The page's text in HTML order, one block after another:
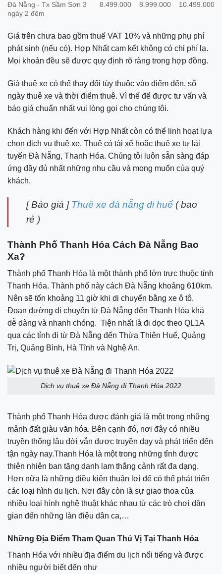
Đà Nẵng - Tx Sầm Sơn 3
ngày 2 đêm
8.499.000 8.999.000 10.499.000
Giá trên chưa bao gồm thuế VAT 10% và những phụ phí
phát sinh (nếu có). Hợp Nhất cam kết không có chi phí lạ.
Mọi khoản đều sẽ được quy định rõ ràng trong hợp đồng.
Giá thuê xe có thể thay đổi tùy thuộc vào điểm đến, số
ngày thuê xe và thời điểm thuê. Vì thế để được tư vấn và
báo giá chuẩn nhất vui lòng gọi cho chúng tôi.
Khách hàng khi đến với Hợp Nhất còn có thể linh hoạt lựa
chọn dịch vụ thuê xe. Thuê có tài xế hoặc thuê xe tự lái
tuyến Đà Nẵng, Thanh Hóa. Chúng tôi luôn sẵn sàng đáp
ứng đầy đủ nhất những nhu cầu và mong muốn của quý
khách.
[ Báo giá ] Thuê xe đà nẵng đi huế( bao
rẻ )
Thành Phố Thanh Hóa Cách Đà Nẵng Bao
Xa?
Thành phố Thanh Hóa là một thành phố lớn trực thuộc tỉnh
Thanh Hóa. Thành phố này cách Đà Nẵng khoảng 610km.
Nên sẽ tốn khoảng 11 giờ khi di chuyển bằng xe ô tô.
Đoạn đường di chuyển từ Đà Nẵng đến Thanh Hóa khá
dễ dàng và nhanh chóng. Tiện nhất là đi dọc theo QL1A
qua các tỉnh đi từ Đà Nẵng đến Thừa Thiên Huế, Quảng
Trị, Quảng Bình, Hà Tĩnh và Nghệ An.
Dịch vụ thuê xe Đà Nẵng đi Thanh Hóa 2022
Thành phố Thanh Hóa được đánh giá là một trong những
mảnh đất giàu văn hóa. Bên cạnh đó, nơi đây có nhiều
truyền thống lâu đời vẫn được truyền dạy và phát triển đến
tận ngày nay.Thanh Hóa là một trong những tỉnh được
thiên nhiên ban tặng danh lam thắng cảnh rất đa dạng.
Hơn nữa là những điều kiện thuận lợi để có thể phát triển
các loại hình du lịch. Nơi đây còn là sự giao thoa của
nhiều loại hình nghệ thuật khác nhau từ các trò chơi dân
gian đến những làn điệu dân ca,…
Những Địa Điểm Tham Quan Thú Vị Tại Thanh Hóa
Thanh Hóa với nhiều địa điểm du lịch nổi tiếng và được
nhiều người biết đến như